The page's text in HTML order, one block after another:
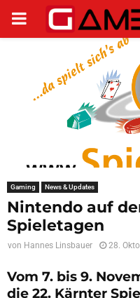
PRIMARY
Gaming News & Updates
Nintendo auf
Spieletagen
von Hannes Linsbauer 28.
Vom 7. bis 9.
die 22. Kärnter